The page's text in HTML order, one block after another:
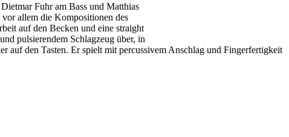
Fuhr am Bass und Matthias
allem die Kompositionen des
auf den Becken und eine straight
pulsierendem Schlagzeug über, in
auf den Tasten. Er spielt mit percussivem Anschlag und Fingerfertigkeit